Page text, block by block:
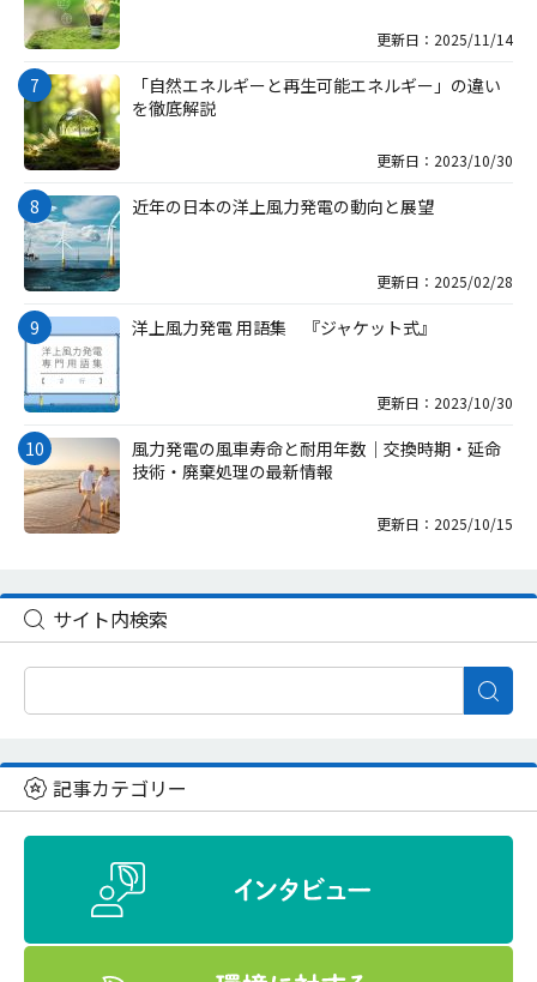
更新日：2025/11/14
「自然エネルギーと再生可能エネルギー」の違い
を徹底解説
更新日：2023/10/30
近年の日本の洋上風力発電の動向と展望
更新日：2025/02/28
洋上風力発電 用語集 『ジャケット式』
更新日：2023/10/30
風力発電の風車寿命と耐用年数｜交換時期・延命
技術・廃棄処理の最新情報
更新日：2025/10/15
サイト内検索
記事カテゴリー